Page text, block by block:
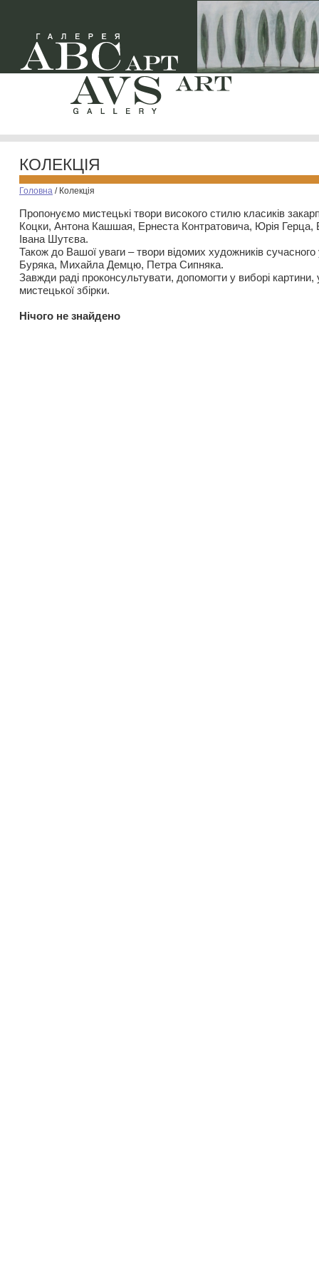
КОЛЕКЦІЯ
Головна / Колекція
Пропонуємо мистецькі твори високого стилю класиків
Коцки, Антона Кашшая, Ернеста Контратовича, Юрія
Івана Шутєва.
Також до Вашої уваги – твори відомих художників
Буряка, Михайла Демцю, Петра Сипняка.
Завжди раді проконсультувати, допомогти у виборі картини,
мистецької збірки.
Нiчого не знайдено